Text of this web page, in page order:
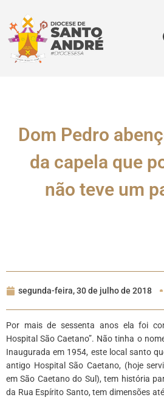
Dom Pedro
da capela que
não teve um
segunda-feira, 30 de julho de 2018
Por mais de sessenta anos ela foi
Hospital São Caetano”. Não tinha o
Inaugurada em 1954, este local santo
antigo Hospital São Caetano, (hoje
em São Caetano do Sul), tem história
da Rua Espírito Santo, tem dimensões